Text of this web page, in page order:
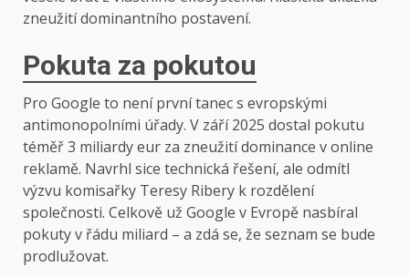
zneužití dominantního postavení.
Pokuta za pokutou
Pro Google to není první tanec s evropskými
antimonopolními úřady. V září 2025 dostal pokutu
téměř 3 miliardy eur za zneužití dominance v online
reklamě. Navrhl sice technická řešení, ale odmítl
výzvu komisařky Teresy Ribery k rozdělení
společnosti. Celkově už Google v Evropě nasbíral
pokuty v řádu miliard – a zdá se, že seznam se bude
prodlužovat.